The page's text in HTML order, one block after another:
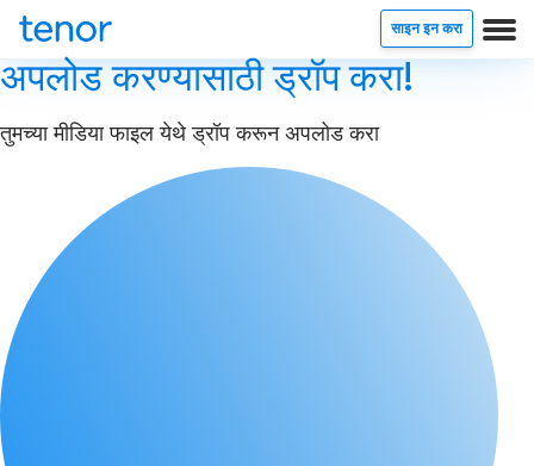
साइन इन करा
अपलोड करण्यासाठी ड्रॉप करा!
तुमच्या मीडिया फाइल येथे ड्रॉप करून अपलोड करा